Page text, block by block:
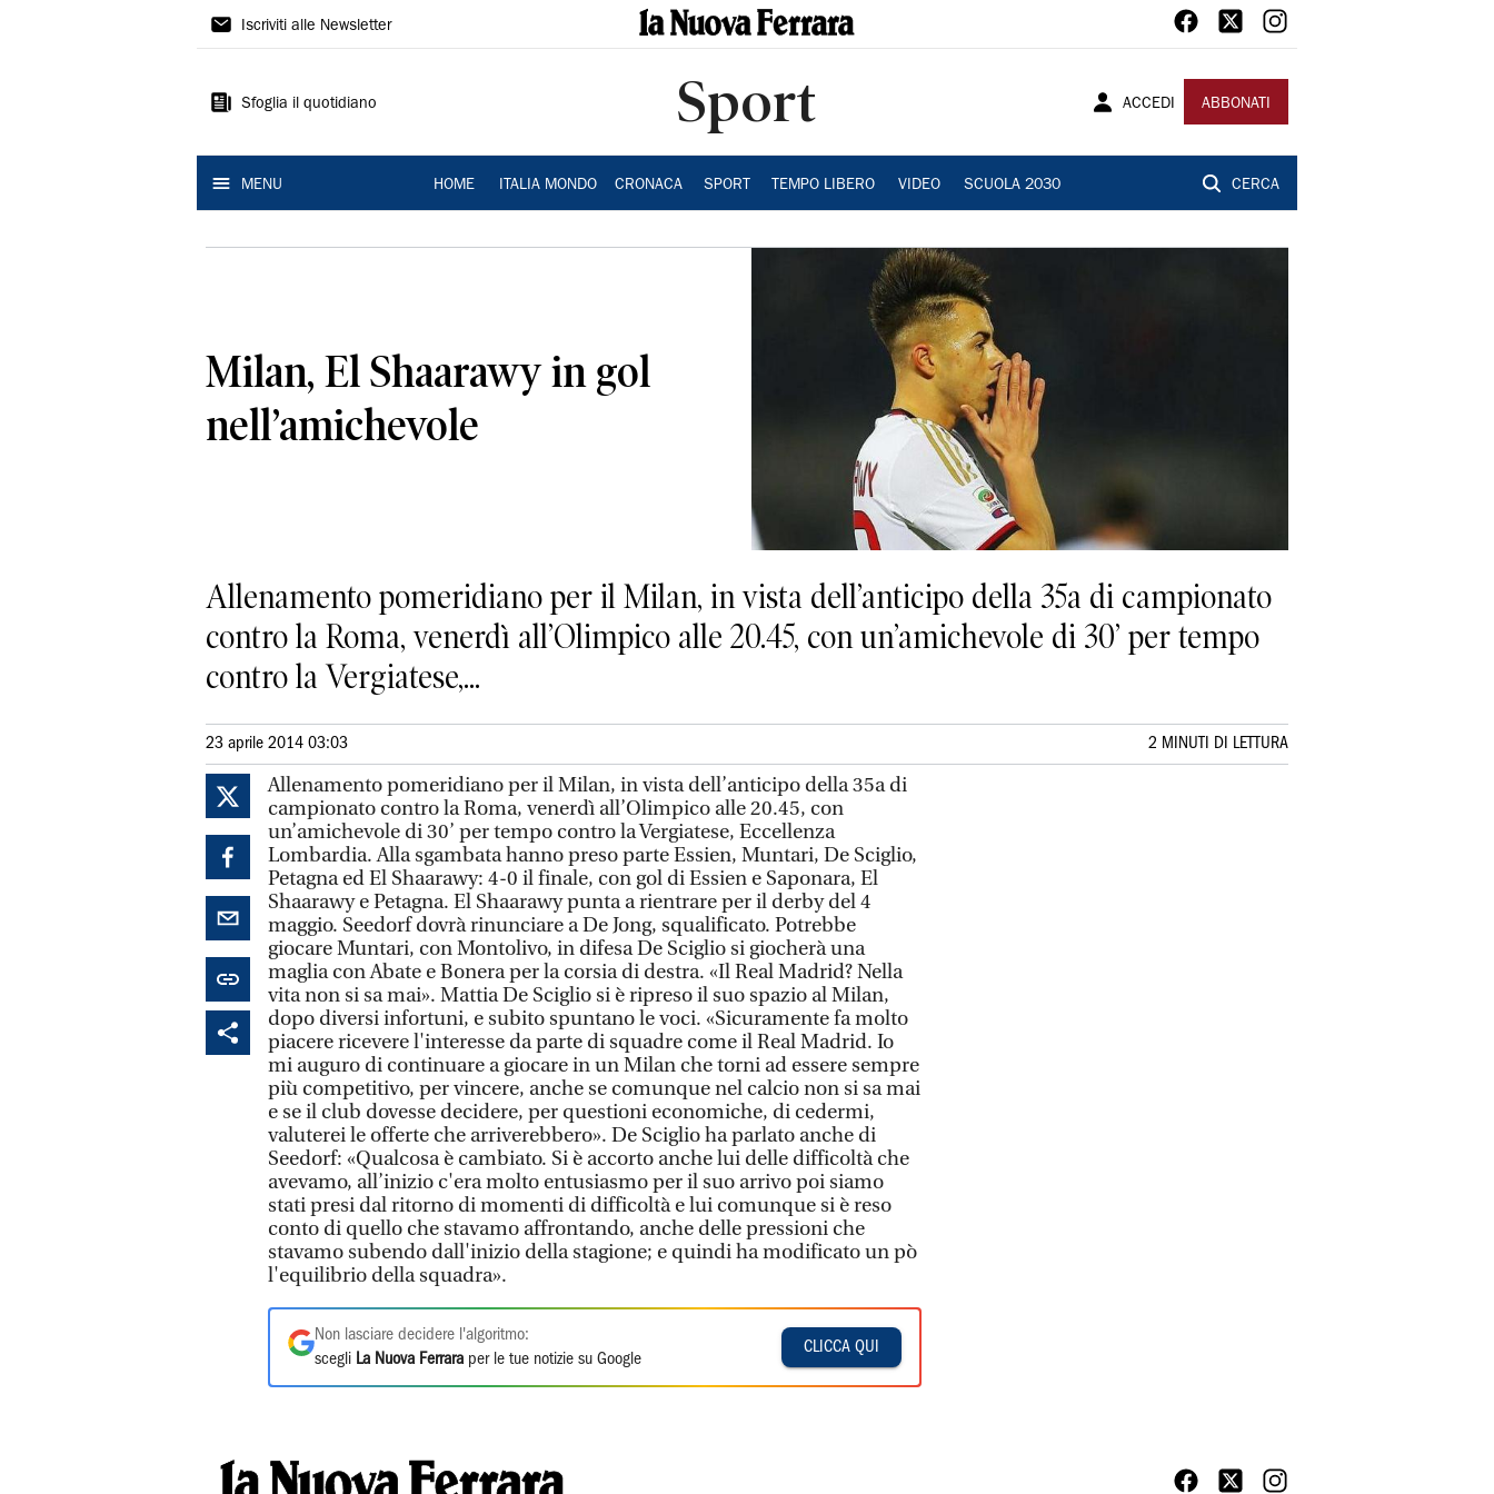
La
Ferrara
Iscriviti alle Newsletter
Sfoglia il quotidiano Sport ACCEDI ABBONATI
MENU HOME ITALIA MONDO CRONACA SPORT TEMPO LIBERO VIDEO SCUOLA 2030 CERCA
Milan, El Shaarawy in gol
nell’amichevole
Allenamento pomeridiano per il Milan, in vista dell’anticipo della 35a di campionato
contro la Roma, venerdì all’Olimpico alle 20.45, con un’amichevole di 30’ per tempo
contro la Vergiatese,...
23 aprile 2014 03:03 2 MINUTI DI LETTURA
Allenamento pomeridiano per il Milan, in vista dell’anticipo della 35a di
campionato contro la Roma, venerdì all’Olimpico alle 20.45, con
un’amichevole di 30’ per tempo contro la Vergiatese, Eccellenza
Lombardia. Alla sgambata hanno preso parte Essien, Muntari, De Sciglio,
Petagna ed El Shaarawy: 4-0 il finale, con gol di Essien e Saponara, El
Shaarawy e Petagna. El Shaarawy punta a rientrare per il derby del 4
maggio. Seedorf dovrà rinunciare a De Jong, squalificato. Potrebbe
giocare Muntari, con Montolivo, in difesa De Sciglio si giocherà una
maglia con Abate e Bonera per la corsia di destra. «Il Real Madrid? Nella
vita non si sa mai». Mattia De Sciglio si è ripreso il suo spazio al Milan,
dopo diversi infortuni, e subito spuntano le voci. «Sicuramente fa molto
piacere ricevere l'interesse da parte di squadre come il Real Madrid. Io
mi auguro di continuare a giocare in un Milan che torni ad essere sempre
più competitivo, per vincere, anche se comunque nel calcio non si sa mai
e se il club dovesse decidere, per questioni economiche, di cedermi,
valuterei le offerte che arriverebbero». De Sciglio ha parlato anche di
Seedorf: «Qualcosa è cambiato. Si è accorto anche lui delle difficoltà che
avevamo, all’inizio c'era molto entusiasmo per il suo arrivo poi siamo
stati presi dal ritorno di momenti di difficoltà e lui comunque si è reso
conto di quello che stavamo affrontando, anche delle pressioni che
stavamo subendo dall'inizio della stagione; e quindi ha modificato un pò
l'equilibrio della squadra».
Non lasciare decidere l'algoritmo:
scegli La Nuova Ferrara per le tue notizie su Google
CLICCA QUI